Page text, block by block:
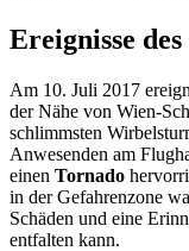
Ereignisse
Am 10. Juli 2017
der Nähe von Wien-
schlimmsten
Anwesenden am
einen Tornado
in der Gefahrenzone
Schäden und eine
entfalten kann.